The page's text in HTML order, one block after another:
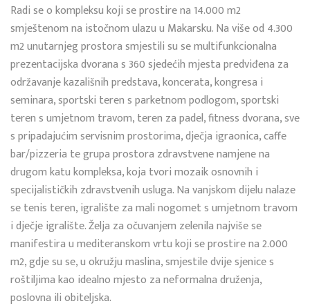
Radi se o kompleksu koji se prostire na 14.000 m2
smještenom na istočnom ulazu u Makarsku. Na više od 4.300
m2 unutarnjeg prostora smjestili su se multifunkcionalna
prezentacijska dvorana s 360 sjedećih mjesta predviđena za
održavanje kazališnih predstava, koncerata, kongresa i
seminara, sportski teren s parketnom podlogom, sportski
teren s umjetnom travom, teren za padel, fitness dvorana, sve
s pripadajućim servisnim prostorima, dječja igraonica, caffe
bar/pizzeria te grupa prostora zdravstvene namjene na
drugom katu kompleksa, koja tvori mozaik osnovnih i
specijalističkih zdravstvenih usluga. Na vanjskom dijelu nalaze
se tenis teren, igralište za mali nogomet s umjetnom travom
i dječje igralište. Želja za očuvanjem zelenila najviše se
manifestira u mediteranskom vrtu koji se prostire na 2.000
m2, gdje su se, u okružju maslina, smjestile dvije sjenice s
roštiljima kao idealno mjesto za neformalna druženja,
poslovna ili obiteljska.